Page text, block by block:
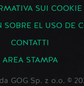
SUI COOKIE
SOBRE EL USO DE
CONTATTI
AREA STAMPA
GOG Sp. z o.o. ©